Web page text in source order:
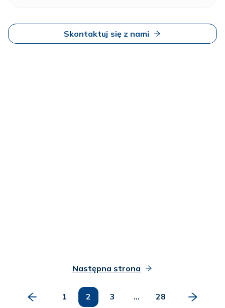
Skontaktuj się z nami
Następna strona
1 2 3 ... 28